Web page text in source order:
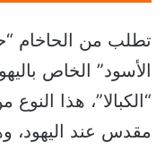
تطلب من الحاخام
الأسود” الخاص
“الكبالا”، هذا
مقدس عند اليهود،